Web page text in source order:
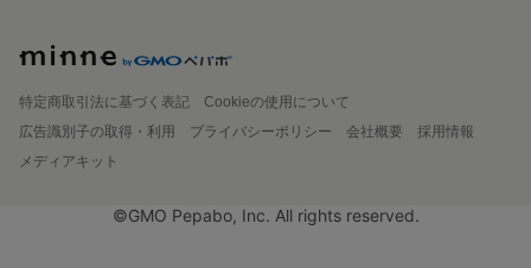
特定商取引法に基づく表記
Cookieの使用について
広告識別子の取得・利用
プライバシーポリシー 会社概要
採用情報
メディアキット
©GMO Pepabo, Inc. All rights reserved.